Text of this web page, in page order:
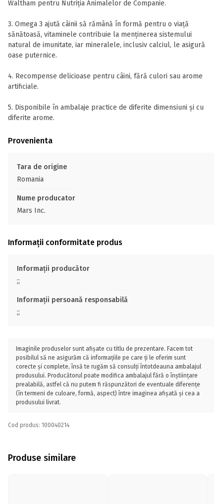
Waltham pentru Nutriția Animalelor de Companie.
3. Omega 3 ajută câinii să rămână în formă pentru o viață
sănătoasă, vitaminele contribuie la menținerea sistemului
natural de imunitate, iar mineralele, inclusiv calciul, le asigură
oase puternice.
4. Recompense delicioase pentru câini, fără culori sau arome
artificiale.
5. Disponibile în ambalaje practice de diferite dimensiuni și cu
diferite arome.
Provenienta
Tara de origine
Romania
Nume producator
Mars Inc.
Informații conformitate produs
Informații producător
;;
Informații persoană responsabilă
;;
Imaginile produselor sunt afișate cu titlu de prezentare. Facem tot
posibilul să ne asigurăm că informațiile pe care ți le oferim sunt
corecte și complete, însă te rugăm să consulți întotdeauna ambalajul
produsului. Producătorul poate modifica ambalajul fără o înștiințare
prealabilă, astfel că nu putem fi răspunzători de eventuale diferențe
(în termeni de culoare, formă, aspect) între imaginea afișată și cea a
produsului livrat.
Cod produs: 100040214
Produse similare